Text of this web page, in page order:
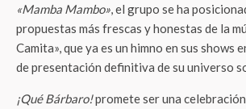
«Mamba Mambo», el grupo se ha
propuestas más frescas y honestas de la
Camita», que ya es un himno en sus shows
de presentación definitiva de su universo
¡Qué Bárbaro!promete ser una